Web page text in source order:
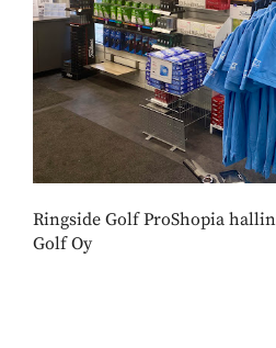
​​​​​​​Ringside Golf ProShopia
Golf Oy